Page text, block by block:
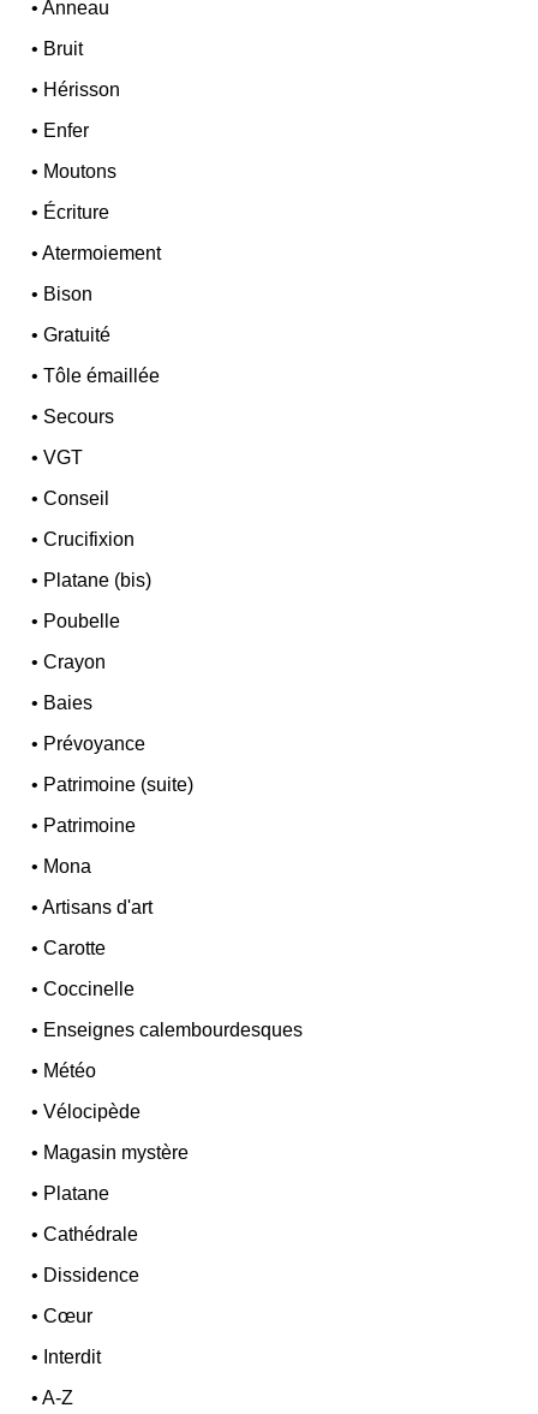
•Anneau
• Bruit
• Hérisson
• Enfer
• Moutons
• Écriture
•Atermoiement
• Bison
•Gratuité
•Tôle émaillée
• Secours
•VGT
•Conseil
•Crucifixion
• Platane (bis)
• Poubelle
•Crayon
• Baies
• Prévoyance
• Patrimoine (suite)
• Patrimoine
• Mona
•Artisans d'art
•Carotte
•Coccinelle
• Enseignes calembourdesques
• Météo
•Vélocipède
• Magasin mystère
• Platane
•Cathédrale
• Dissidence
•Cœur
• Interdit
•A-Z